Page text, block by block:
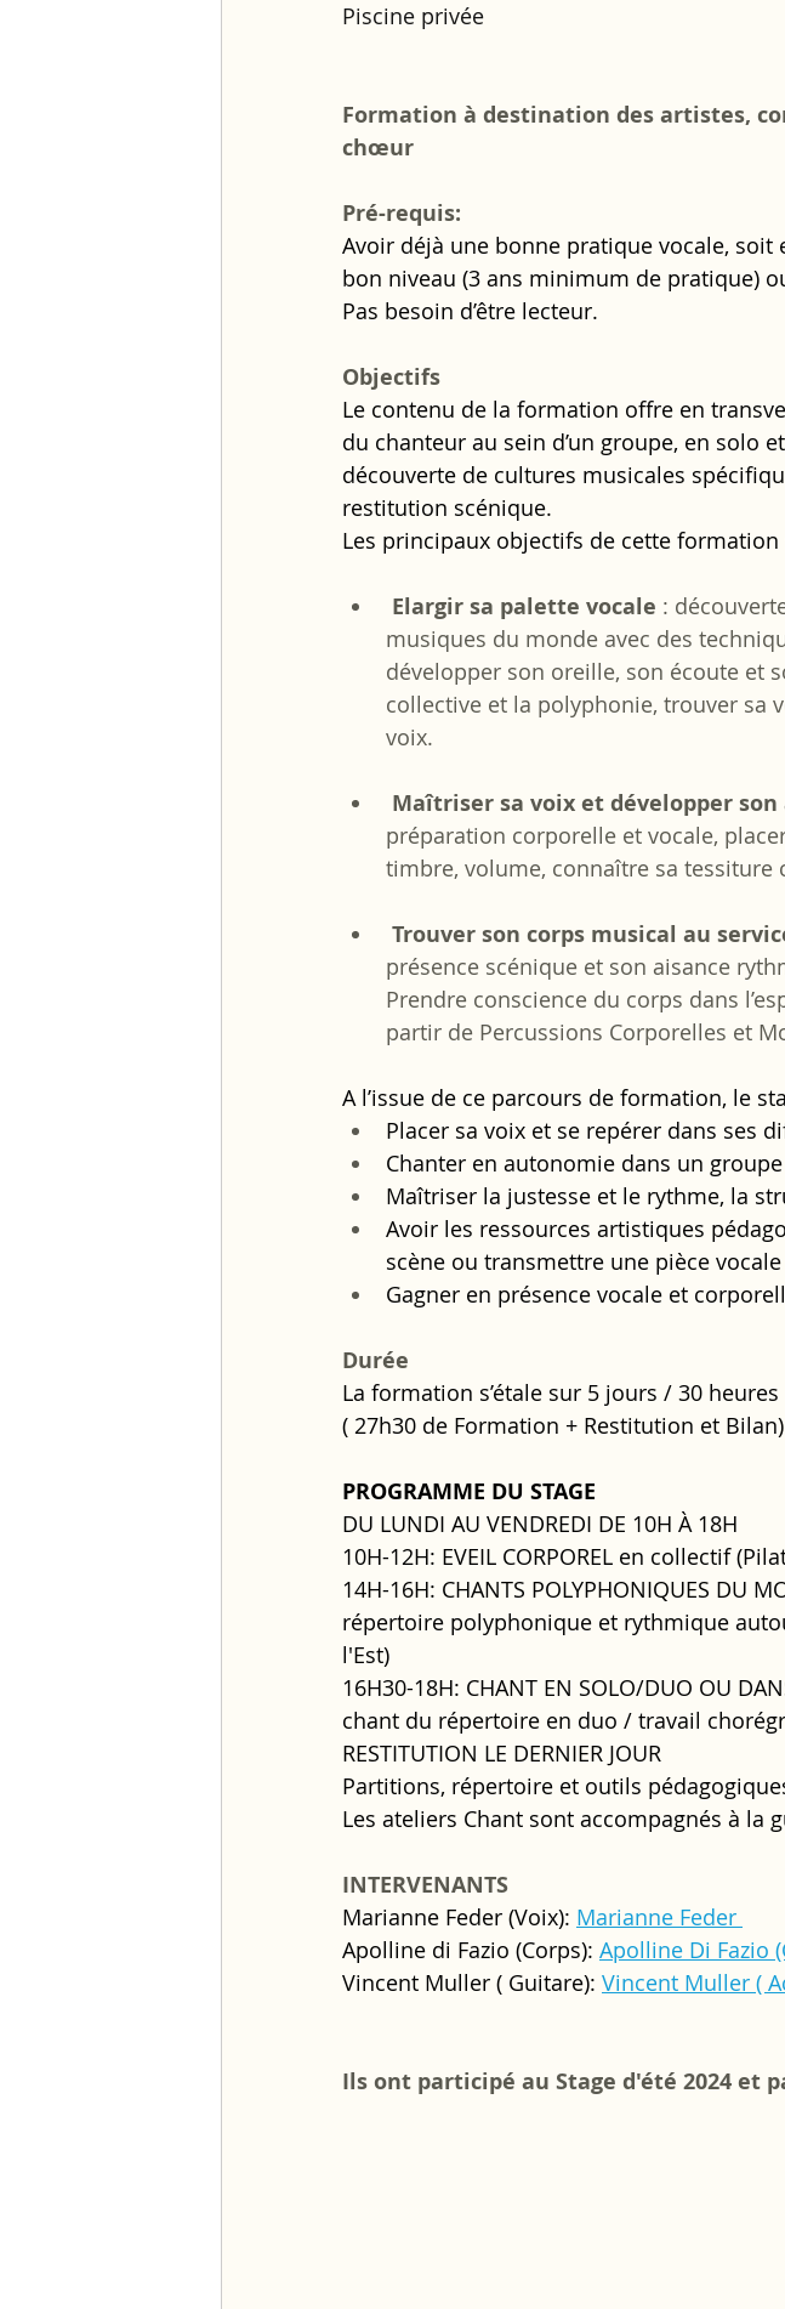
Piscine privée
Formation à destination des artistes,
chœur
Pré-requis:
Avoir déjà une bonne pratique vocale,
bon niveau (3 ans minimum de pratique)
Pas besoin d’être lecteur.
Objectifs
Le contenu de la formation offre en
du chanteur au sein d’un groupe, en solo
découverte de cultures musicales
restitution scénique.
Les principaux objectifs de cette formation
Elargir sa palette vocale :
musiques du monde avec des
développer son oreille, son écoute et
collective et la polyphonie, trouver sa
voix.
Maîtriser sa voix et développer
préparation corporelle et vocale,
timbre, volume, connaître sa
Trouver son corps musical au
présence scénique et son aisance
Prendre conscience du corps dans
partir de Percussions Corporelles et
A l’issue de ce parcours de formation, le
Placer sa voix et se repérer dans ses
Chanter en autonomie dans un
Maîtriser la justesse et le rythme, la
Avoir les ressources artistiques
scène ou transmettre une pièce vocale
Gagner en présence vocale et
Durée
La formation s’étale sur 5 jours / 30 heures
( 27h30 de Formation + Restitution et Bilan)
PROGRAMME DU STAGE
DU LUNDI AU VENDREDI DE 10H À 18H
10H-12H: EVEIL CORPOREL en collectif
14H-16H: CHANTS POLYPHONIQUES DU
répertoire polyphonique et rythmique
l'Est)
16H30-18H: CHANT EN SOLO/DUO OU
chant du répertoire en duo / travail
RESTITUTION LE DERNIER JOUR
Partitions, répertoire et outils
Les ateliers Chant sont accompagnés à la
INTERVENANTS
Marianne Feder (Voix): Marianne Feder
Apolline di Fazio (Corps): Apolline Di Fazio
Vincent Muller ( Guitare): Vincent Muller (
Ils ont participé au Stage d'été 2024 et